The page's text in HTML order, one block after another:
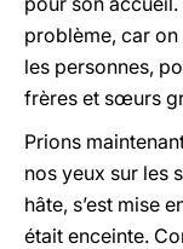
problème, car
les personnes,
frères et sœurs
Prions
nos yeux sur les
hâte, s’est mise
était enceinte.